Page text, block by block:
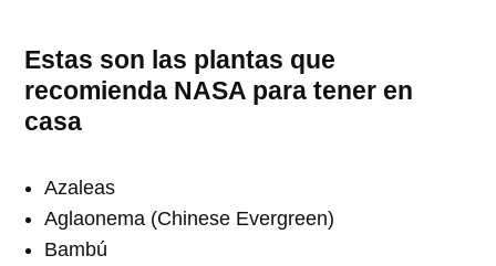
Estas son las plantas que
recomienda NASA para tener en
casa
Azaleas
Aglaonema (Chinese Evergreen)
Bambú